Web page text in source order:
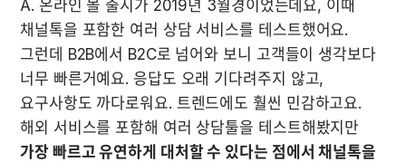
A. 온라인 몰 출시가 2019년 3월경이었는데요, 이때
채널톡을 포함한 여러 상담 서비스를 테스트했어요.
그런데 B2B에서 B2C로 넘어와 보니 고객들이 생각보다
너무 빠른거예요. 응답도 오래 기다려주지 않고,
요구사항도 까다로워요. 트렌드에도 훨씬 민감하고요.
가장 빠르고 유연하게 대처할 수 있다는 점에서 채널톡을